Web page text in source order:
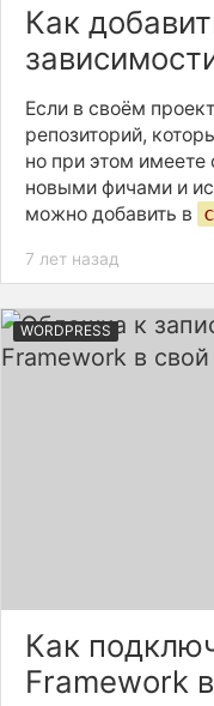
Как
Если в своём
репозиторий,
но при этом имеете
новыми фичами и
можно добавить в
7 лет назад
WORDPRESS
Как
Framework